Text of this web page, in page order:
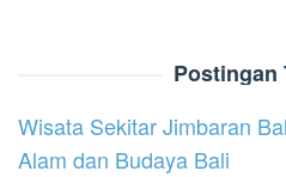
Postingan
Wisata Sekitar Jimbaran
Alam dan Budaya Bali